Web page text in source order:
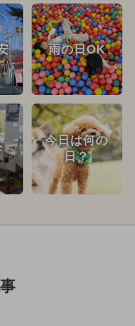
雨の日OK
今日は何の
日？